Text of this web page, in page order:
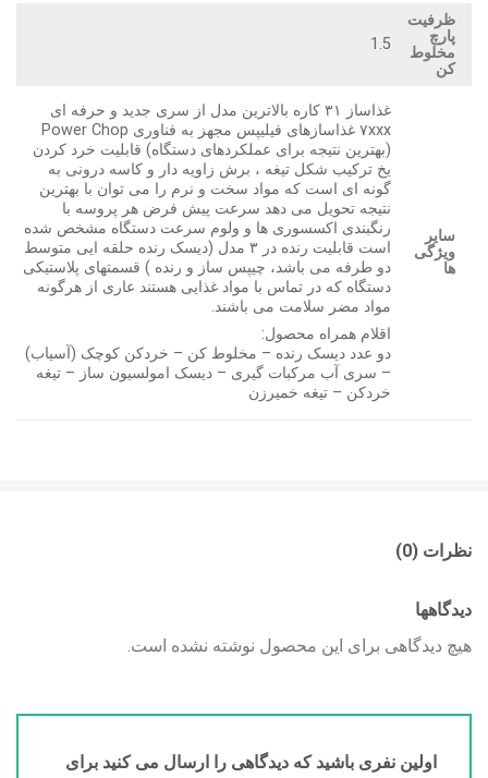
ظرفیت
پارچ
مخلوط
کن
1.5
سایر
ویژگی
ها
غذاساز ۳۱ کاره بالاترین مدل از سری جدید و حرفه ای
۷xxx غذاسازهای فیلیپس مجهز به فناوری Power Chop
(بهترین نتیجه برای عملکردهای دستگاه) قابلیت خرد کردن
یخ ترکیب شکل تیغه ، برش زاویه دار و کاسه درونی به
گونه ای است که مواد سخت و نرم را می توان با بهترین
نتیجه تحویل می دهد سرعت پیش فرض هر پروسه با
رنگبندی اکسسوری ها و ولوم سرعت دستگاه مشخص شده
است قابلیت رنده در ۳ مدل (دیسک رنده حلقه ایی متوسط
دو طرفه می باشد، چیپس ساز و رنده ) قسمتهای پلاستیکی
دستگاه که در تماس با مواد غذایی هستند عاری از هرگونه
مواد مضر سلامت می باشند.
اقلام همراه محصول:
دو عدد دیسک رنده – مخلوط کن – خردکن کوچک (آسیاب)
– سری آب مرکبات گیری – دیسک امولسیون ساز – تیغه
خردکن – تیغه خمیرزن
نظرات (0)
دیدگاهها
هیچ دیدگاهی برای این محصول نوشته نشده است.
اولین نفری باشید که دیدگاهی را ارسال می کنید برای